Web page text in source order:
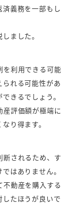
義務を一部もし
ました。
を利用できる可能
れる可能性があ
きるでしょう。
産評価額が極端に
り得ます。
断されるため、す
はありません。
動産を購入する
たほうが良いで